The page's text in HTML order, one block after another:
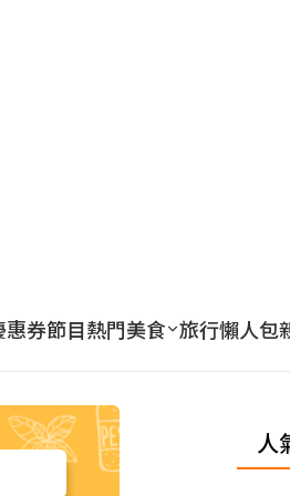
惠券節目熱門美食 旅行懶人包
人